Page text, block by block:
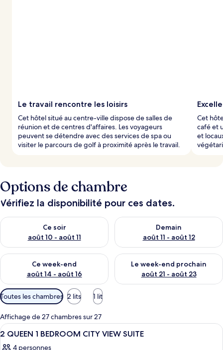
Le travail rencontre les loisirs
Cet hôtel situé au centre-ville dispose de salles de
réunion et de centres d'affaires. Les voyageurs
peuvent se détendre avec des services de spa ou
visiter le parcours de golf à proximité après le travail.
Cet
café et
et
Options de chambre
Vérifiez la disponibilité pour ces dates.
Ce soir
août 10 - août 11
Vérifier la disponibilité pour ce soir août 10 - août 11
Demain
août 11 - août 12
Vérifier la disponibilité pour
Ce week-end
août 14 - août 16
Vérifier la disponibilité pour ce week-end août 14 - août 16
Le week-end prochain
août 21 - août 23
Vérifier la disponibilité pour
Filtres
disponibles
pour
les
chambres
Toutes les chambres 2 lits 1 lit
Affichage de 27 chambres sur 27
Afficher
toutes
Une chambre d’hôtel avec deux lits,
4
2 QUEEN 1 BEDROOM CITY VIEW SUITE
4 personnes